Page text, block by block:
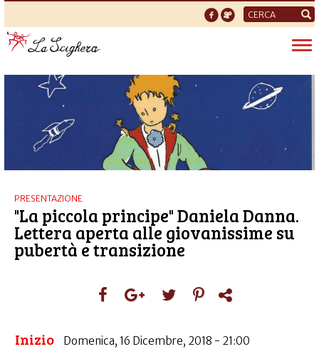
Form
di
ricerca
PRESENTAZIONE
"La piccola principe" Daniela Danna.
Lettera aperta alle giovanissime su
pubertà e transizione
Inizio Domenica, 16 Dicembre, 2018 - 21:00